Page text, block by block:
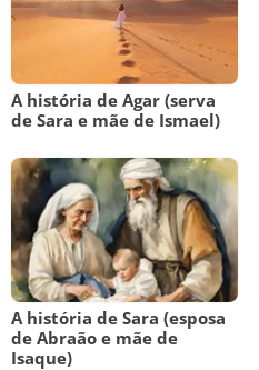
A história de Agar (serva
de Sara e mãe de Ismael)
A história de Sara (esposa
de Abraão e mãe de
Isaque)